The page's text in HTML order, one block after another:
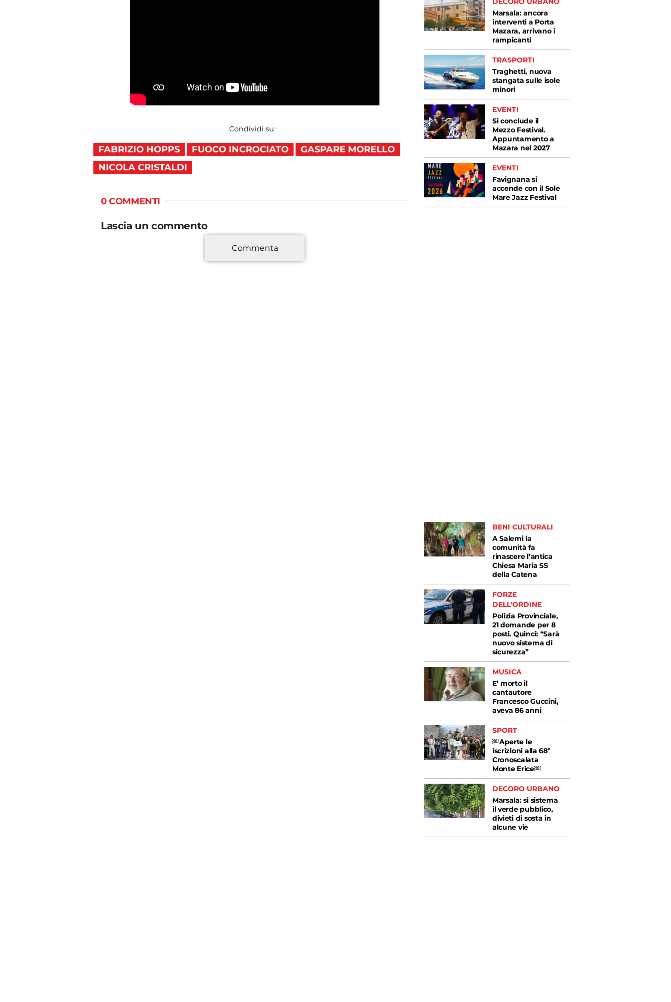
Condividi su:
FABRIZIO HOPPS FUOCO INCROCIATO
GASPARE MORELLO
NICOLA CRISTALDI
0 COMMENTI
Lascia un commento
Commenta
Marsala: ancora
interventi a Porta
Mazara, arrivano i
rampicanti
TRASPORTI
Traghetti, nuova
stangata sulle isole
minori
EVENTI
Si conclude il
Mezzo Festival.
Appuntamento a
Mazara nel 2027
EVENTI
Favignana si
accende con il Sole
Mare Jazz Festival
BENI CULTURALI
A Salemi la
comunità fa
rinascere l’antica
Chiesa Maria SS
della Catena
FORZE
DELL'ORDINE
Polizia Provinciale,
21 domande per 8
posti. Quinci: “Sarà
nuovo sistema di
sicurezza”
MUSICA
E’ morto il
cantautore
Francesco Guccini,
aveva 86 anni
SPORT
￼Aperte le
iscrizioni alla 68ª
Cronoscalata
Monte Erice￼
DECORO URBANO
Marsala: si sistema
il verde pubblico,
divieti di sosta in
alcune vie